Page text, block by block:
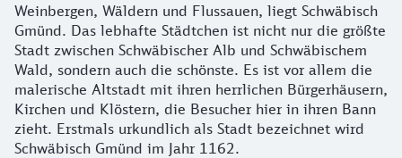
Weinbergen, Wäldern und Flussauen, liegt Schwäbisch
Gmünd. Das lebhafte Städtchen ist nicht nur die größte
Stadt zwischen Schwäbischer Alb und Schwäbischem
Wald, sondern auch die schönste. Es ist vor allem die
malerische Altstadt mit ihren herrlichen Bürgerhäusern,
Kirchen und Klöstern, die Besucher hier in ihren Bann
zieht. Erstmals urkundlich als Stadt bezeichnet wird
Schwäbisch Gmünd im Jahr 1162.